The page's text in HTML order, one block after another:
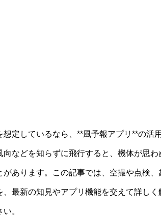
想定しているなら、**風予報アプリ**の活
などを知らずに飛行すると、機体が思
あります。この記事では、空撮や点検
、最新の知見やアプリ機能を交えて詳し
。